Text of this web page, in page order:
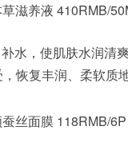
滋养液 410RMB/
水，使肌肤水润清
恢复丰润、柔软质
丝面膜 118RMB/6P